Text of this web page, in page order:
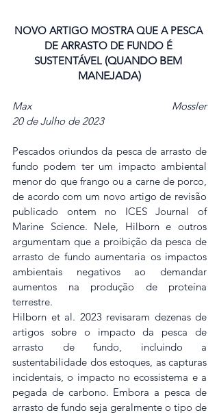
NOVO ARTIGO MOSTRA QUE A PESCA
DE ARRASTO DE FUNDO É
SUSTENTÁVEL (QUANDO BEM
MANEJADA)
Max Mossler
20 de Julho de 2023
Pescados oriundos da pesca de arrasto de
fundo podem ter um impacto ambiental
menor do que frango ou a carne de porco,
de acordo com um novo artigo de revisão
publicado ontem no ICES Journal of
Marine Science. Nele, Hilborn e outros
argumentam que a proibição da pesca de
arrasto de fundo aumentaria os impactos
ambientais negativos ao demandar
aumentos na produção de proteína
terrestre.
Hilborn et al. 2023 revisaram dezenas de
artigos sobre o impacto da pesca de
arrasto de fundo, incluindo a
sustentabilidade dos estoques, as capturas
incidentais, o impacto no ecossistema e a
pegada de carbono. Embora a pesca de
arrasto de fundo seja geralmente o tipo de